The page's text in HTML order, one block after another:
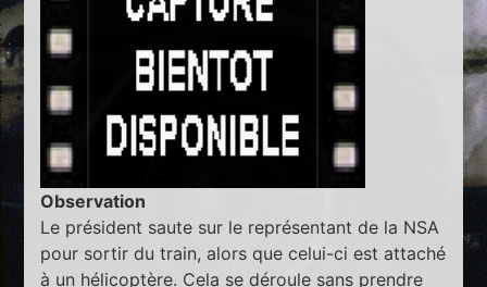
Observation
Le président saute sur le représentant de la NSA
pour sortir du train, alors que celui-ci est attaché
à un hélicoptère. Cela se déroule sans prendre